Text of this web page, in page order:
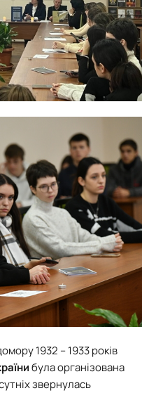
1932 – 1933 років
була організована
звернулась